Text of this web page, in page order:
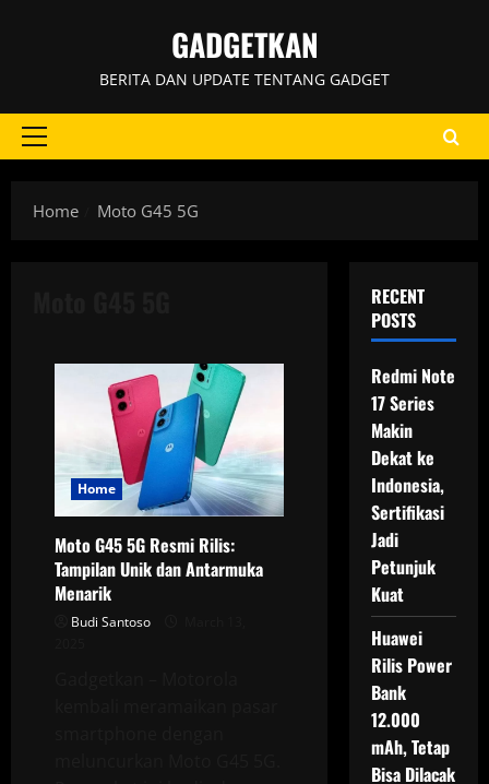
GADGETKAN
BERITA DAN UPDATE TENTANG GADGET
Primary
Home
Moto G45 5G
Home
Moto G45 5G Resmi Rilis:
Tampilan Unik dan Antarmuka
Menarik
Budi Santoso
RECENT
POSTS
Redmi Note
17 Series
Makin
Dekat ke
Indonesia,
Sertifikasi
Jadi
Petunjuk
Kuat
Huawei
Rilis Power
Bank
12.000
mAh, Tetap
Bisa Dilacak